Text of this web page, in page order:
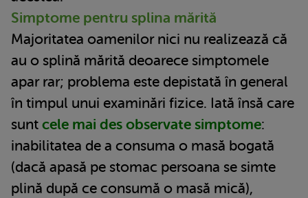
Simptome pentru splina mărită
Majoritatea oamenilor nici nu realizează că
au o splină mărită deoarece simptomele
apar rar; problema este depistată în general
în timpul unui examinări fizice. Iată însă care
sunt cele mai des observate simptome:
inabilitatea de a consuma o masă bogată
(dacă apasă pe stomac persoana se simte
plină după ce consumă o masă mică),